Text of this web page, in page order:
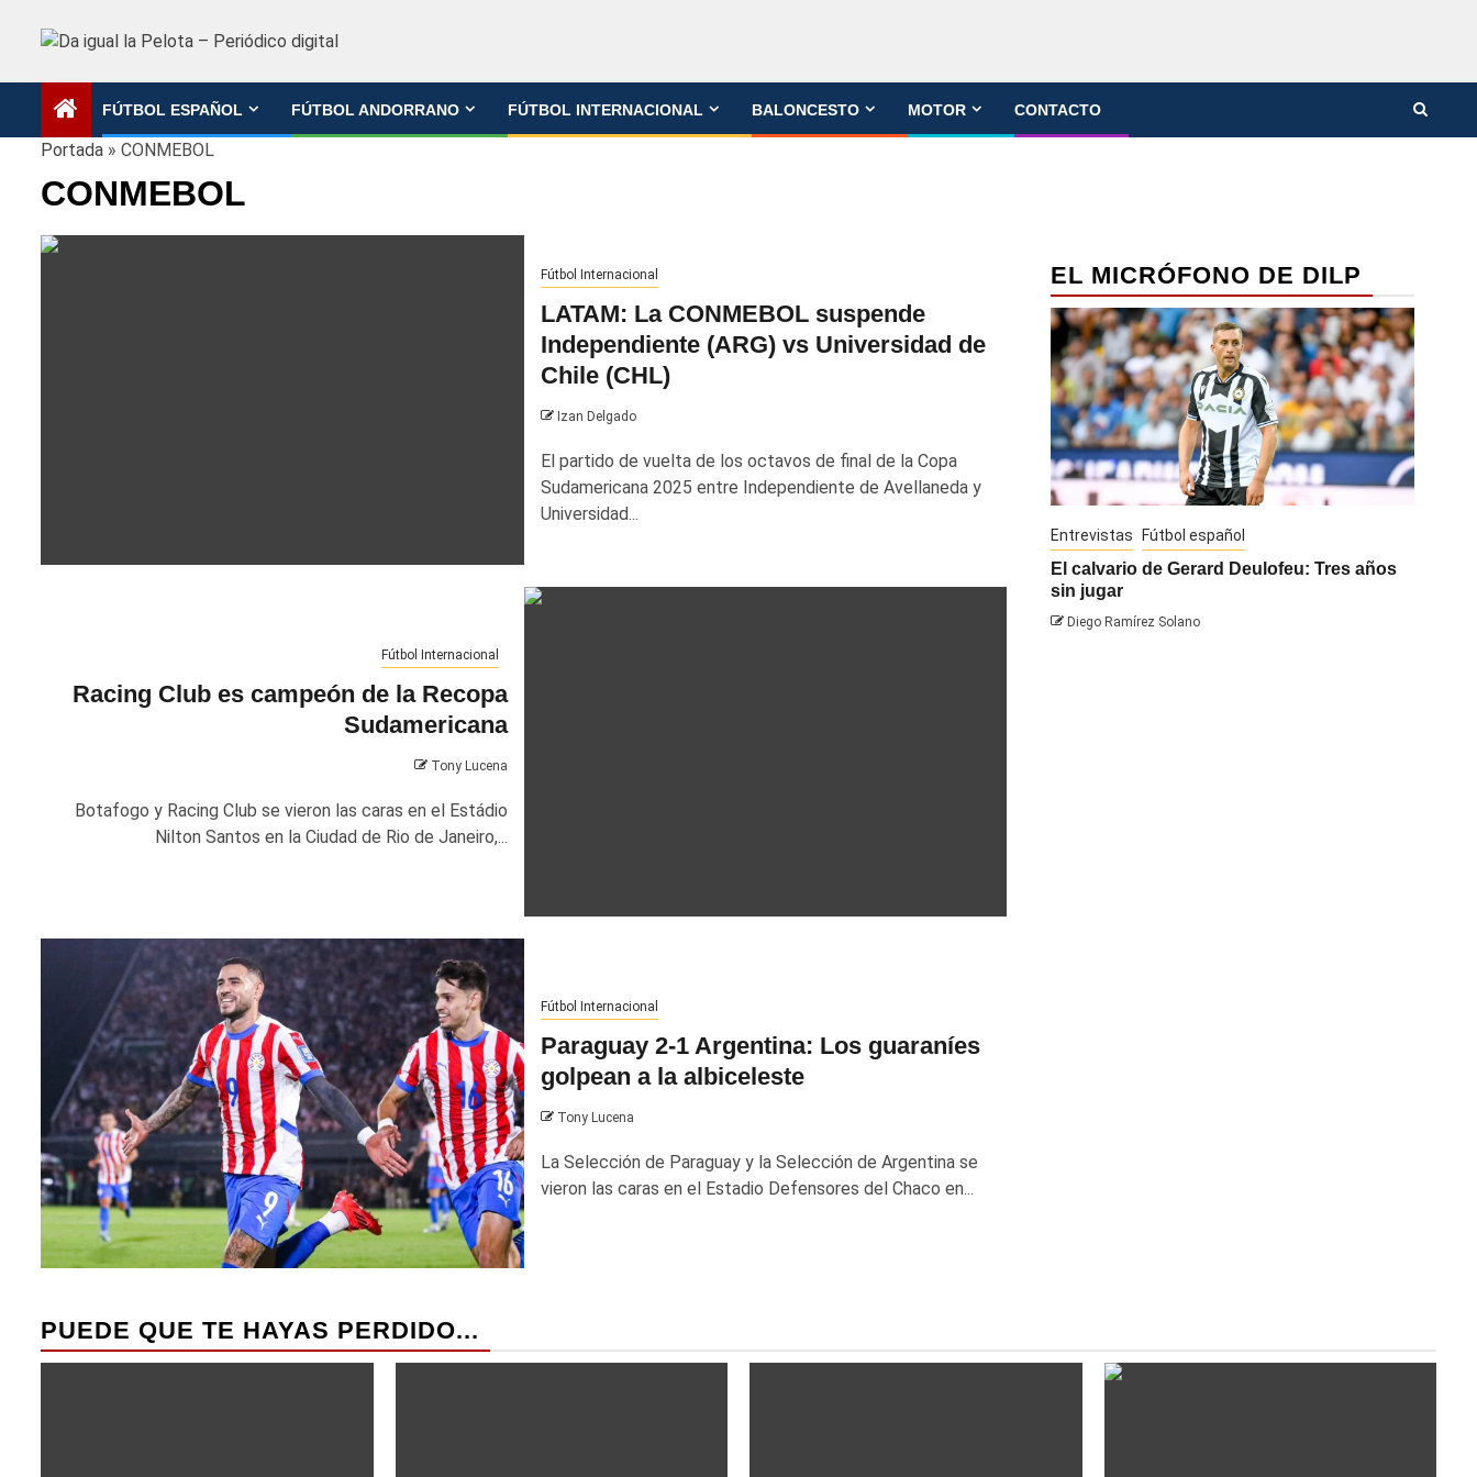
FÚTBOL ESPAÑOL FÚTBOL ANDORRANO FÚTBOL INTERNACIONAL BALONCESTO MOTOR CONTACTO
Portada » CONMEBOL
CONMEBOL
Fútbol Internacional
LATAM: La CONMEBOL suspende
Independiente (ARG) vs Universidad de
Chile (CHL)
Izan Delgado
El partido de vuelta de los octavos de final de la Copa
Sudamericana 2025 entre Independiente de Avellaneda y
Universidad...
Fútbol Internacional
Racing Club es campeón de la Recopa
Sudamericana
Tony Lucena
Botafogo y Racing Club se vieron las caras en el Estádio
Nilton Santos en la Ciudad de Rio de Janeiro,...
Fútbol Internacional
Paraguay 2-1 Argentina: Los guaraníes
golpean a la albiceleste
Tony Lucena
La Selección de Paraguay y la Selección de Argentina se
vieron las caras en el Estadio Defensores del Chaco en...
EL MICRÓFONO DE DILP
Entrevistas Fútbol español
El calvario de Gerard Deulofeu: Tres años
sin jugar
Diego Ramírez Solano
PUEDE QUE TE HAYAS PERDIDO...